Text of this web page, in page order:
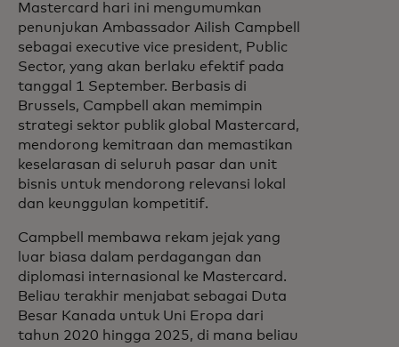
Mastercard hari ini mengumumkan
penunjukan Ambassador Ailish Campbell
sebagai executive vice president, Public
Sector, yang akan berlaku efektif pada
tanggal 1 September. Berbasis di
Brussels, Campbell akan memimpin
strategi sektor publik global Mastercard,
mendorong kemitraan dan memastikan
keselarasan di seluruh pasar dan unit
bisnis untuk mendorong relevansi lokal
dan keunggulan kompetitif.
Campbell membawa rekam jejak yang
luar biasa dalam perdagangan dan
diplomasi internasional ke Mastercard.
Beliau terakhir menjabat sebagai Duta
Besar Kanada untuk Uni Eropa dari
tahun 2020 hingga 2025, di mana beliau